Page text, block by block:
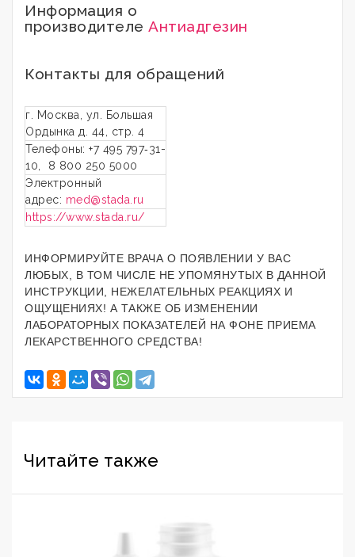
Информация о
производителе Антиадгезин
Контакты для обращений
г. Москва, ул. Большая
Ордынка д. 44, стр. 4
Телефоны: +7 495 797‑31-
10, 8 800 250 5000
Электронный
адрес: med@stada.ru
https://www.stada.ru/
ИНФОРМИРУЙТЕ ВРАЧА О ПОЯВЛЕНИИ У ВАС
ЛЮБЫХ, В ТОМ ЧИСЛЕ НЕ УПОМЯНУТЫХ В ДАННОЙ
ИНСТРУКЦИИ, НЕЖЕЛАТЕЛЬНЫХ РЕАКЦИЯХ И
ОЩУЩЕНИЯХ! А ТАКЖЕ ОБ ИЗМЕНЕНИИ
ЛАБОРАТОРНЫХ ПОКАЗАТЕЛЕЙ НА ФОНЕ ПРИЕМА
ЛЕКАРСТВЕННОГО СРЕДСТВА!
Читайте также